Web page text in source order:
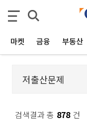
마켓 금융 부동산
검색결과 총 878 건